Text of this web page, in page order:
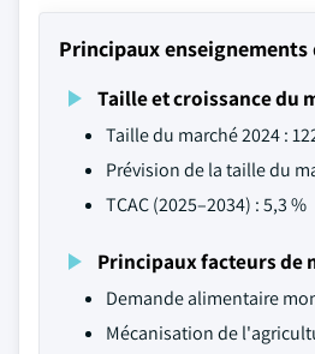
Principaux
Taille et croissance du
Taille du marché 2024 :
Prévision de la taille du
TCAC (2025–2034) : 5,3 %
Principaux facteurs de
Demande alimentaire
Mécanisation de